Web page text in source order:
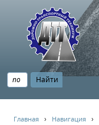
Главная › Навигация ›